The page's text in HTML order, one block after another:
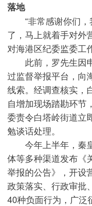
落地
“非常感谢你们，
了，马上就着手对外
对海港区纪委监委工
此前，罗先生因申
过监督举报平台，向
线索。经调查核实，
自增加现场踏勘环节
委责令白塔岭街道立
勉谈话处理。
今年上半年，秦
体等多种渠道发布《
举报的公告》，开设
政策落实、行政审批
40种负面行为，广泛